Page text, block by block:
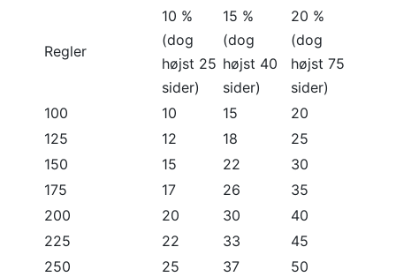
Regler
10 %
(dog
højst 25
sider)
15 %
(dog
højst 40
sider)
20 %
(dog
højst 75
sider)
100
10 15
20
125
12 18
25
150
15 22
30
175
17 26
35
200
20 30
40
225
22 33
45
250
25 37
50